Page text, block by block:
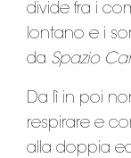
divide fra i
lontano e i
da Spazio
Da lì in poi
respirare e
alla doppia